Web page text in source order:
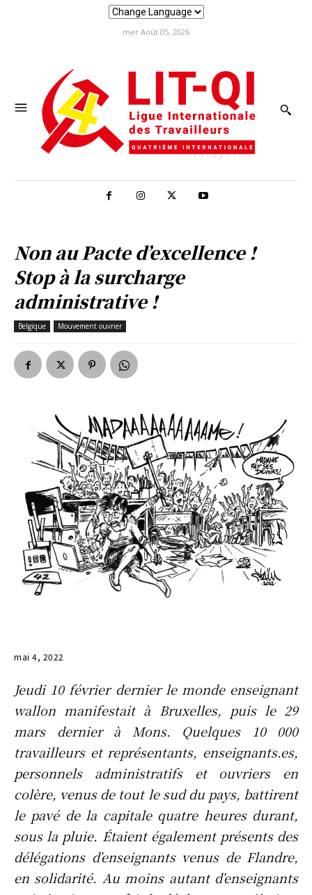
mer Août 05, 2026
Non au Pacte d’excellence !
Stop à la surcharge
administrative !
Belgique Mouvement ouvrier
mai 4, 2022
Jeudi 10 février dernier le monde enseignant
wallon manifestait à Bruxelles, puis le 29
mars dernier à Mons. Quelques 10 000
travailleurs et représentants, enseignants.es,
personnels administratifs et ouvriers en
colère, venus de tout le sud du pays, battirent
le pavé de la capitale quatre heures durant,
sous la pluie. Étaient également présents des
délégations d’enseignants venus de Flandre,
en solidarité. Au moins autant d’enseignants